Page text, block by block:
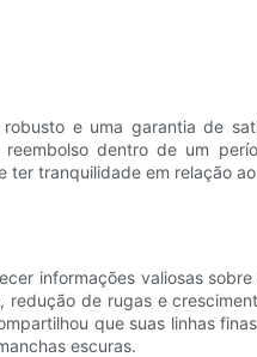
e uma garantia de
dentro de um
tranquilidade em relação
informações valiosas
de rugas e
que suas linhas
escuras.